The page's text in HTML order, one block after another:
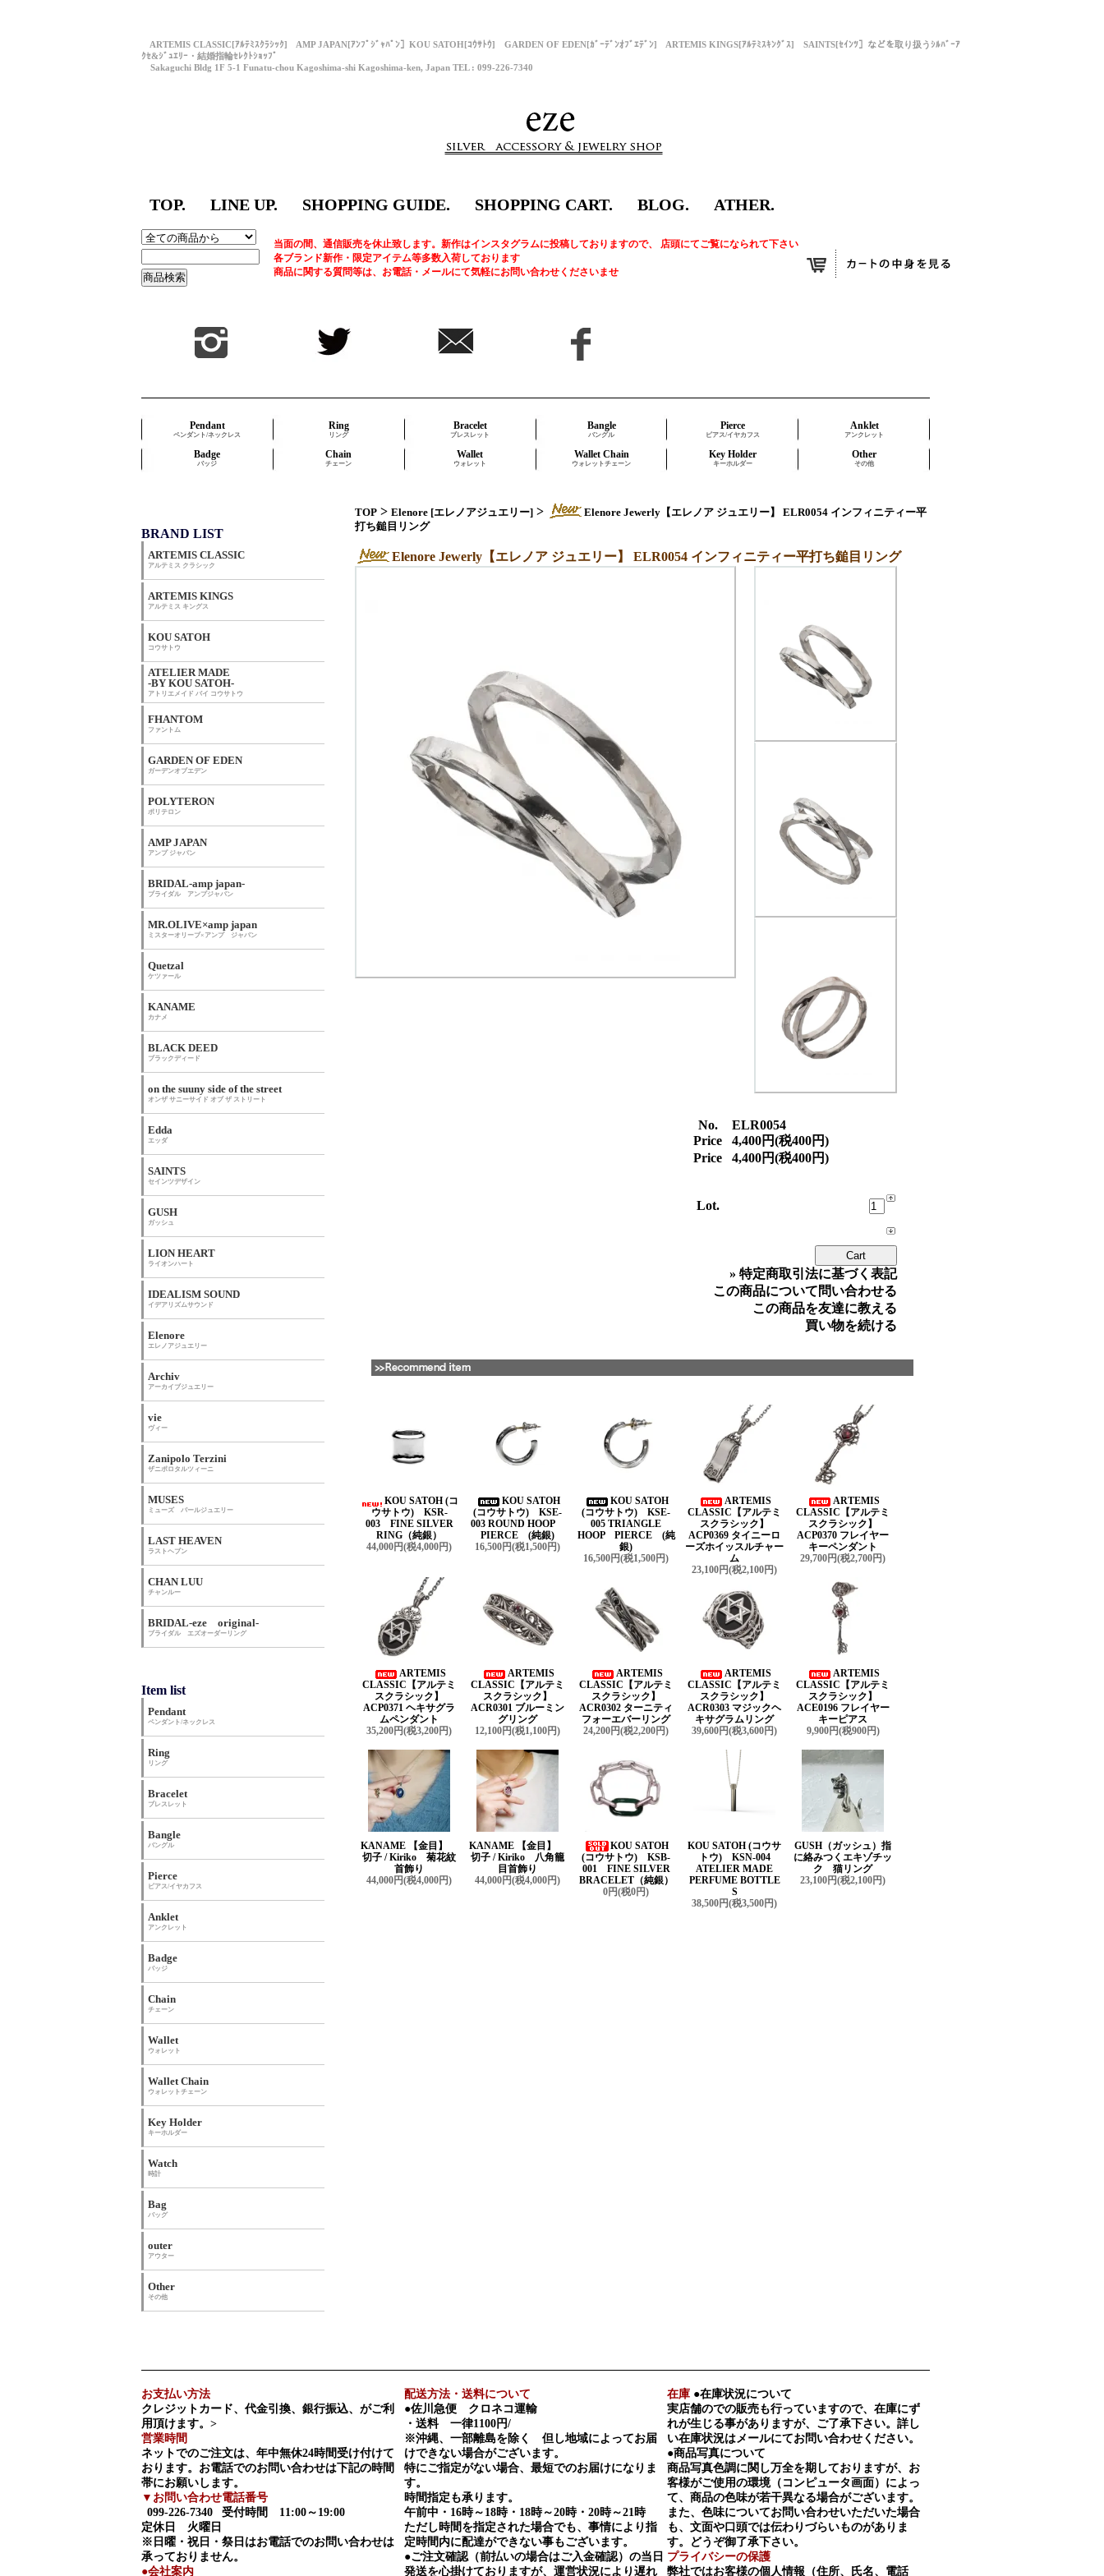
ARTEMIS CLASSIC[ｱﾙﾃﾐｽｸﾗｼｯｸ] AMP JAPAN[ｱﾝﾌﾟｼﾞｬﾊﾟﾝ］KOU SATOH[ｺｳｻﾄｳ] GARDEN OF EDEN[ｶﾞｰﾃﾞﾝｵﾌﾞｴﾃﾞﾝ] ARTEMIS KINGS[ｱﾙﾃﾐｽｷﾝｸﾞｽ] SAINTS[ｾｲﾝﾂ］などを取り扱うｼﾙﾊﾞｰｱ
ｸｾ&ｼﾞｭｴﾘｰ・結婚指輪ｾﾚｸﾄｼｮｯﾌﾟ
Sakaguchi Bldg 1F 5-1 Funatu-chou Kagoshima-shi Kagoshima-ken, Japan TEL : 099-226-7340
TOP. LINE UP. SHOPPING GUIDE. SHOPPING CART. BLOG. ATHER.
当面の間、通信販売を休止致します。新作はインスタグラムに投稿しておりますので、 店頭にてご覧になられて下さい
各ブランド新作・限定アイテム等多数入荷しております
商品に関する質問等は、お電話・メールにて気軽にお問い合わせくださいませ
Pendant
ペンダント/ネックレス
Ring
リング
Bracelet
ブレスレット
Bangle
バングル
Pierce
ピアス/イヤカフス
Anklet
アンクレット
Badge
バッジ
Chain
チェーン
Wallet
ウォレット
Wallet Chain
ウォレットチェーン
Key Holder
キーホルダー
Other
その他
TOP > Elenore [エレノアジュエリー] >
Elenore Jewerly【エレノア ジュエリー】 ELR0054 インフィニティー平
打ち鎚目リング
Elenore Jewerly【エレノア ジュエリー】 ELR0054 インフィニティー平打ち鎚目リング
No.
ELR0054
Price
4,400円(税400円)
Price
4,400円(税400円)
Lot.
» 特定商取引法に基づく表記
この商品について問い合わせる
この商品を友達に教える
買い物を続ける
KOU SATOH (コ
ウサトウ) KSR-
003 FINE SILVER
RING（純銀）
44,000円(税4,000円)
KOU SATOH
(コウサトウ) KSE-
003 ROUND HOOP
PIERCE (純銀)
16,500円(税1,500円)
KOU SATOH
(コウサトウ) KSE-
005 TRIANGLE
HOOP PIERCE (純
銀)
16,500円(税1,500円)
ARTEMIS
CLASSIC【アルテミ
スクラシック】
ACP0369 タイニーロ
ーズホイッスルチャー
ム
23,100円(税2,100円)
ARTEMIS
CLASSIC【アルテミ
スクラシック】
ACP0370 フレイヤー
キーペンダント
29,700円(税2,700円)
ARTEMIS
CLASSIC【アルテミ
スクラシック】
ACP0371 ヘキサグラ
ムペンダント
35,200円(税3,200円)
ARTEMIS
CLASSIC【アルテミ
スクラシック】
ACR0301 ブルーミン
グリング
12,100円(税1,100円)
ARTEMIS
CLASSIC【アルテミ
スクラシック】
ACR0302 ターニティ
フォーエバーリング
24,200円(税2,200円)
ARTEMIS
CLASSIC【アルテミ
スクラシック】
ACR0303 マジックヘ
キサグラムリング
39,600円(税3,600円)
ARTEMIS
CLASSIC【アルテミ
スクラシック】
ACE0196 フレイヤー
キーピアス
9,900円(税900円)
KANAME 【金目】
切子 / Kiriko 菊花紋
首飾り
44,000円(税4,000円)
KANAME 【金目】
切子 / Kiriko 八角籠
目首飾り
44,000円(税4,000円)
KOU SATOH
(コウサトウ) KSB-
001 FINE SILVER
BRACELET（純銀）
0円(税0円)
KOU SATOH (コウサ
トウ) KSN-004
ATELIER MADE
PERFUME BOTTLE
S
38,500円(税3,500円)
GUSH（ガッシュ）指
に絡みつくエキゾチッ
ク 猫リング
23,100円(税2,100円)
BRAND LIST
ARTEMIS CLASSIC
アルテミス クラシック
ARTEMIS KINGS
アルテミス キングス
KOU SATOH
コウサトウ
ATELIER MADE
-BY KOU SATOH-
アトリエメイド バイ コウサトウ
FHANTOM
ファントム
GARDEN OF EDEN
ガーデンオブエデン
POLYTERON
ポリテロン
AMP JAPAN
アンプ ジャパン
BRIDAL-amp japan-
ブライダル アンプジャパン
MR.OLIVE×amp japan
ミスターオリーブ×アンプ ジャパン
Quetzal
ケツァール
KANAME
カナメ
BLACK DEED
ブラックディード
on the suuny side of the street
オンザ サニーサイド オブ ザ ストリート
Edda
エッダ
SAINTS
セインツデザイン
GUSH
ガッシュ
LION HEART
ライオンハート
IDEALISM SOUND
イデアリズムサウンド
Elenore
エレノアジュエリー
Archiv
アーカイブジュエリー
vie
ヴィー
Zanipolo Terzini
ザニポロタルツィーニ
MUSES
ミューズ パールジュエリー
LAST HEAVEN
ラストヘブン
CHAN LUU
チャンルー
BRIDAL-eze original-
ブライダル エズオーダーリング
Item list
Pendant
ペンダント/ネックレス
Ring
リング
Bracelet
ブレスレット
Bangle
バングル
Pierce
ピアス/イヤカフス
Anklet
アンクレット
Badge
バッジ
Chain
チェーン
Wallet
ウォレット
Wallet Chain
ウォレットチェーン
Key Holder
キーホルダー
Watch
時計
Bag
バッグ
outer
アウター
Other
その他
お支払い方法
クレジットカード、代金引換、銀行振込、がご利
用頂けます。>
営業時間
ネットでのご注文は、年中無休24時間受け付けて
おります。お電話でのお問い合わせは下記の時間
帯にお願いします。
▼お問い合わせ電話番号
099-226-7340
受付時間 11:00～19:00
定休日 火曜日
※日曜・祝日・祭日はお電話でのお問い合わせは
承っておりません。
●会社案内
配送方法・送料について
●佐川急便 クロネコ運輸
・送料 一律1100円/
※沖縄、一部離島を除く 但し地域によってお届
けできない場合がございます。
特にご指定がない場合、最短でのお届けになりま
す。
時間指定も承ります。
午前中・16時～18時・18時～20時・20時～21時
ただし時間を指定された場合でも、事情により指
定時間内に配達ができない事もございます。
●ご注文確認（前払いの場合はご入金確認）の当日
発送を心掛けておりますが、運営状況により遅れ
在庫 ●在庫状況について
実店舗のでの販売も行っていますので、在庫にず
れが生じる事がありますが、ご了承下さい。詳し
い在庫状況はメールにてお問い合わせください。
●商品写真について
商品写真色調に関し万全を期しておりますが、お
客様がご使用の環境（コンピュータ画面）によっ
て、商品の色味が若干異なる場合がございます。
また、色味についてお問い合わせいただいた場合
も、文面や口頭では伝わりづらいものがありま
す。どうぞ御了承下さい。
プライバシーの保護
弊社ではお客様の個人情報（住所、氏名、電話